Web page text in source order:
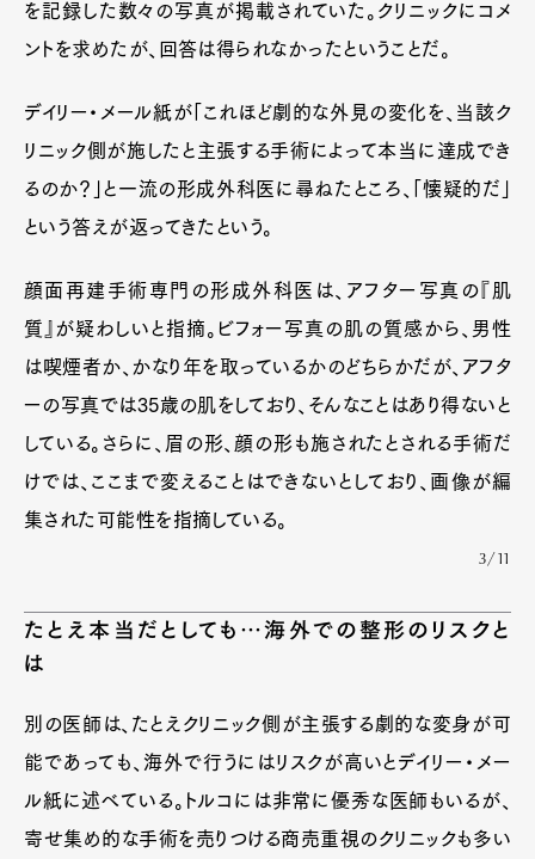
を記録した数々の写真が掲載されていた。クリニックにコメ
ントを求めたが、回答は得られなかったということだ。
デイリー・メール紙が「これほど劇的な外見の変化を、当該ク
リニック側が施したと主張する手術によって本当に達成でき
るのか？」と一流の形成外科医に尋ねたところ、「懐疑的だ」
という答えが返ってきたという。
顔面再建手術専門の形成外科医は、アフター写真の『肌
質』が疑わしいと指摘。ビフォー写真の肌の質感から、男性
は喫煙者か、かなり年を取っているかのどちらかだが、アフタ
ーの写真では35歳の肌をしており、そんなことはあり得ないと
している。さらに、眉の形、顔の形も施されたとされる手術だ
けでは、ここまで変えることはできないとしており、画像が編
集された可能性を指摘している。
3/11
たとえ本当だとしても…海外での整形のリスクと
は
別の医師は、たとえクリニック側が主張する劇的な変身が可
能であっても、海外で行うにはリスクが高いとデイリー・メー
ル紙に述べている。トルコには非常に優秀な医師もいるが、
寄せ集め的な手術を売りつける商売重視のクリニックも多い